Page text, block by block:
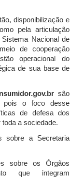
disponibilização e
pela articulação
Nacional de
de cooperação
operacional do
de sua base de
são
pois o foco desse
de defesa dos
a sociedade.
sobre a Secretaria
sobre os Órgãos
que integram